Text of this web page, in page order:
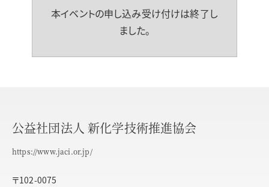
本イベントの申し込み受け付けは終了し
ました。
公益社団法人 新化学技術推進協会
https://www.jaci.or.jp/
〒102-0075